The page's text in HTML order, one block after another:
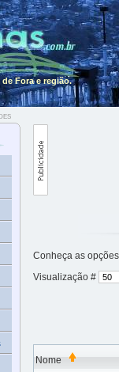
Fora e região.
Conheça as
Visualização #
Nome